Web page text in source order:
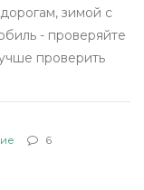
зимой с
- проверяйте
проверить
6